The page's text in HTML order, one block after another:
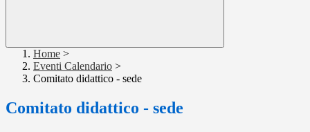
Home >
Eventi Calendario >
Comitato didattico - sede
Comitato didattico - sede